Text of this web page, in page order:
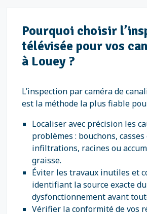
Pourquoi choisir
télévisée pour vos
à Louey ?
L’inspection par caméra de
est la méthode la plus fiable
Localiser avec précision les
problèmes : bouchons,
infiltrations, racines ou
graisse.
Éviter les travaux inutiles et
identifiant la source exacte du
dysfonctionnement avant
Vérifier la conformité de vos